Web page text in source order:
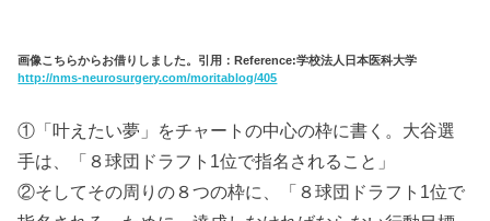
画像こちらからお借りしました。引用：Reference:学校法人日本医科大学
http://nms-neurosurgery.com/moritablog/405
①「叶えたい夢」をチャートの中心の枠に書く。大谷選
手は、「８球団ドラフト1位で指名されること」
②そしてその周りの８つの枠に、「８球団ドラフト1位で